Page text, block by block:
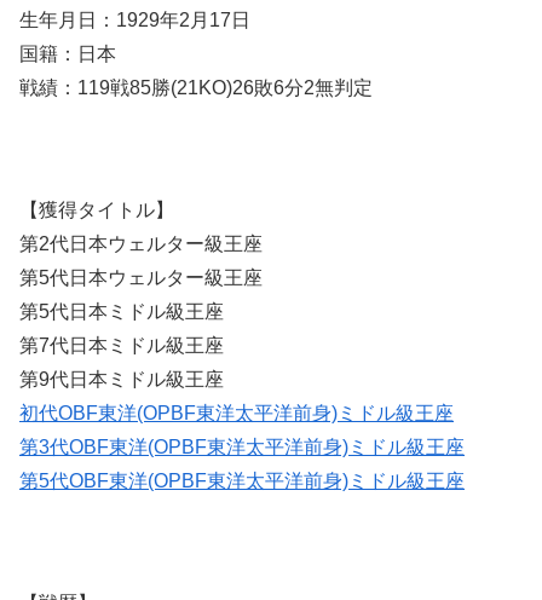
生年月日：1929年2月17日
国籍：日本
戦績：119戦85勝(21KO)26敗6分2無判定
【獲得タイトル】
第2代日本ウェルター級王座
第5代日本ウェルター級王座
第5代日本ミドル級王座
第7代日本ミドル級王座
第9代日本ミドル級王座
初代OBF東洋(OPBF東洋太平洋前身)ミドル級王座
第3代OBF東洋(OPBF東洋太平洋前身)ミドル級王座
第5代OBF東洋(OPBF東洋太平洋前身)ミドル級王座